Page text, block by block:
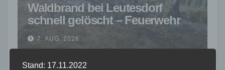
Waldbrand bei Leutesdorf
schnell gelöscht – Feuerwehr
warnt vor erhöhter Brandgefahr
7. AUG. 2026
Stand: 17.11.2022